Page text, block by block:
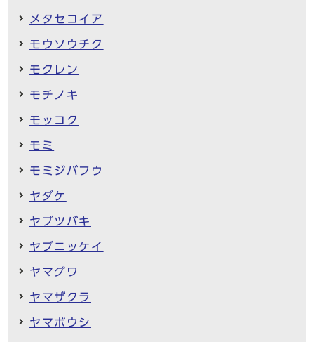
メタセコイア
モウソウチク
モクレン
モチノキ
モッコク
モミ
モミジバフウ
ヤダケ
ヤブツバキ
ヤブニッケイ
ヤマグワ
ヤマザクラ
ヤマボウシ